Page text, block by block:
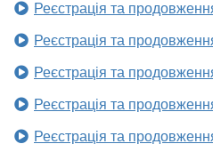
Реєстрація та
Реєстрація та
Реєстрація та
Реєстрація та
Реєстрація та